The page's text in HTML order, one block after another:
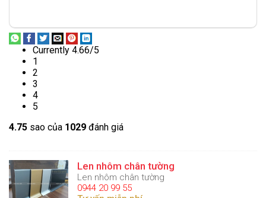
Currently 4.66/5
1
2
3
4
5
4.75 sao của 1029 đánh giá
Len nhôm chân tường
Len nhôm chân tường
0944 20 99 55